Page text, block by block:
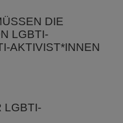
DIE
LGBTI-
AKTIVIST*INNEN
LGBTI-